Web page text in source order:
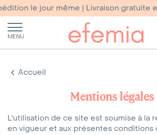
le jour même | Livraison gratuite
MENU
Accueil
Mentions légales
L'utilisation de ce site est soumise à la
en vigueur et aux présentes conditions